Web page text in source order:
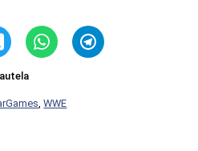
,WWE